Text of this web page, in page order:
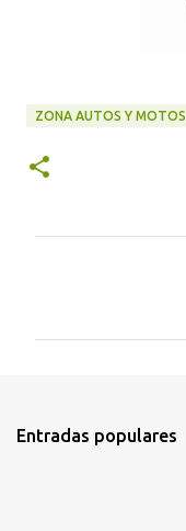
ZONA AUTOS Y MOTOS
t
Entradas populares